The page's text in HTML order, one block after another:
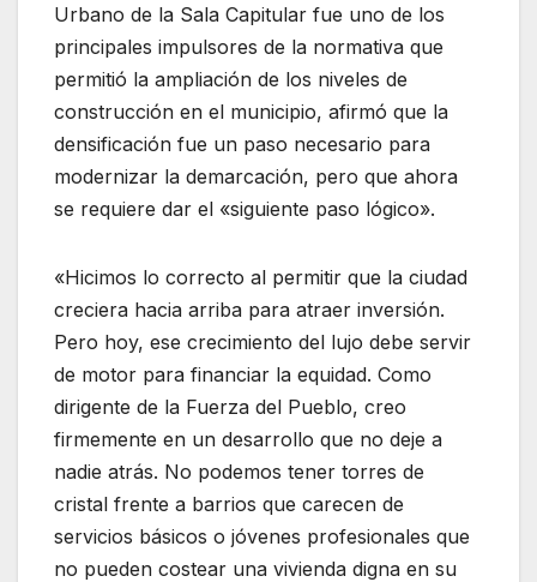
Urbano de la Sala Capitular fue uno de los
principales impulsores de la normativa que
permitió la ampliación de los niveles de
construcción en el municipio, afirmó que la
densificación fue un paso necesario para
modernizar la demarcación, pero que ahora
se requiere dar el «siguiente paso lógico».
«Hicimos lo correcto al permitir que la ciudad
creciera hacia arriba para atraer inversión.
Pero hoy, ese crecimiento del lujo debe servir
de motor para financiar la equidad. Como
dirigente de la Fuerza del Pueblo, creo
firmemente en un desarrollo que no deje a
nadie atrás. No podemos tener torres de
cristal frente a barrios que carecen de
servicios básicos o jóvenes profesionales que
no pueden costear una vivienda digna en su